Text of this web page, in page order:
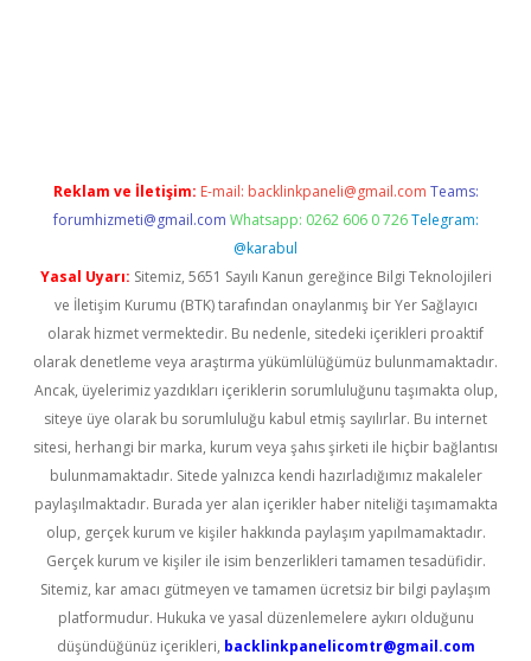
Reklam ve İletişim: E-mail: backlinkpaneli@gmail.com Teams:
forumhizmeti@gmail.com Whatsapp: 0262 606 0 726 Telegram:
@karabul
Yasal Uyarı: Sitemiz, 5651 Sayılı Kanun gereğince Bilgi Teknolojileri
ve İletişim Kurumu (BTK) tarafından onaylanmış bir Yer Sağlayıcı
olarak hizmet vermektedir. Bu nedenle, sitedeki içerikleri proaktif
olarak denetleme veya araştırma yükümlülüğümüz bulunmamaktadır.
Ancak, üyelerimiz yazdıkları içeriklerin sorumluluğunu taşımakta olup,
siteye üye olarak bu sorumluluğu kabul etmiş sayılırlar. Bu internet
sitesi, herhangi bir marka, kurum veya şahıs şirketi ile hiçbir bağlantısı
bulunmamaktadır. Sitede yalnızca kendi hazırladığımız makaleler
paylaşılmaktadır. Burada yer alan içerikler haber niteliği taşımamakta
olup, gerçek kurum ve kişiler hakkında paylaşım yapılmamaktadır.
Gerçek kurum ve kişiler ile isim benzerlikleri tamamen tesadüfidir.
Sitemiz, kar amacı gütmeyen ve tamamen ücretsiz bir bilgi paylaşım
platformudur. Hukuka ve yasal düzenlemelere aykırı olduğunu
düşündüğünüz içerikleri, backlinkpanelicomtr@gmail.com